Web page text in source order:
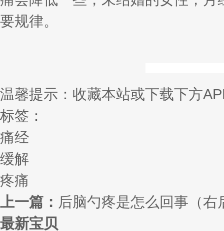
要规律。
温馨提示：收藏本站或下载下方
标签：
痛经
缓解
疼痛
上一篇： 后脑勺疼是怎么回事（
最新宝贝